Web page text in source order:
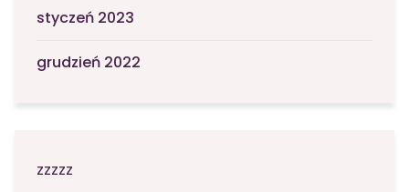
styczeń 2023
grudzień 2022
zzzzz